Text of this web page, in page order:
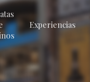
Experiencias